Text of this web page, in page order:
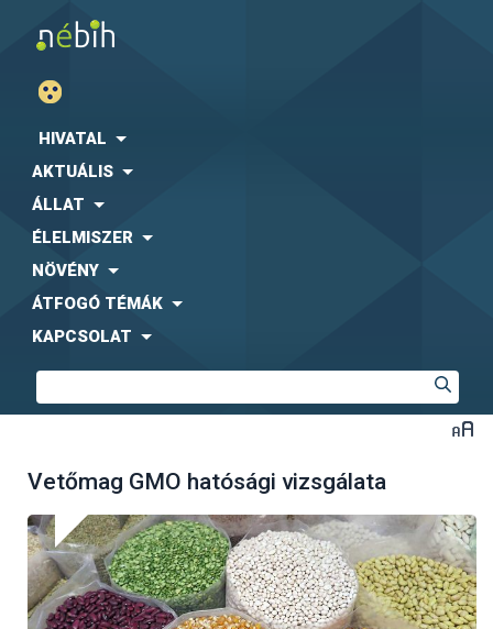
HIVATAL
AKTUÁLIS
ÁLLAT
ÉLELMISZER
NÖVÉNY
ÁTFOGÓ TÉMÁK
KAPCSOLAT
Vetőmag GMO hatósági vizsgálata